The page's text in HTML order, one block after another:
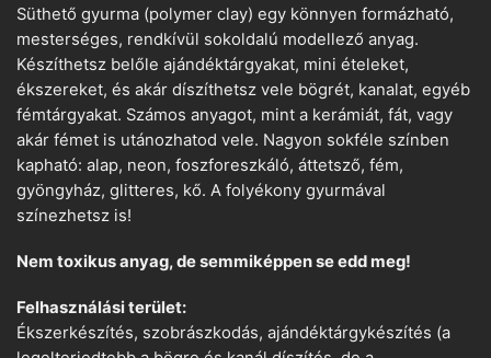
Süthető gyurma (polymer clay) egy könnyen formázható,
mesterséges, rendkívül sokoldalú modellező anyag.
Készíthetsz belőle ajándéktárgyakat, mini ételeket,
ékszereket, és akár díszíthetsz vele bögrét, kanalat, egyéb
fémtárgyakat. Számos anyagot, mint a kerámiát, fát, vagy
akár fémet is utánozhatod vele. Nagyon sokféle színben
kapható: alap, neon, foszforeszkáló, áttetsző, fém,
gyöngyház, glitteres, kő. A folyékony gyurmával
színezhetsz is!
Nem toxikus anyag, de semmiképpen se edd meg!
Felhasználási terület:
Ékszerkészítés, szobrászkodás, ajándéktárgykészítés (a